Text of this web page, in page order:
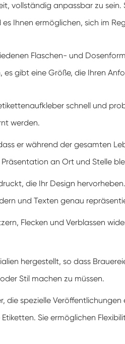
vollständig anpassbar zu sein.
Ihnen ermöglichen, sich im
Flaschen- und
es gibt eine Größe, die Ihren
schnell und
werden.
er während der gesamten
an Ort und Stelle
die Ihr Design
und Texten genau
Flecken und Verblassen
hergestellt, so dass
Stil machen zu müssen.
die spezielle Veröffentlichungen
Sie ermöglichen